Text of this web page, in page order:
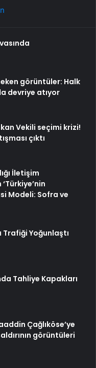
görüntüler: Halk
devriye atıyor
Vekili seçimi krizi!
çıktı
İletişim
‘Türkiye’nin
Modeli: Sofra ve
Trafiği Yoğunlaştı
Tahliye Kapakları
Çağlıköse’ye
görüntüleri